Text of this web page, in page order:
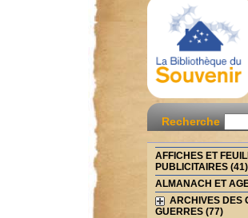
Recherche
AFFICHES ET
PUBLICITAIRES (41)
ALMANACH ET
ARCHIVES DES
GUERRES (77)